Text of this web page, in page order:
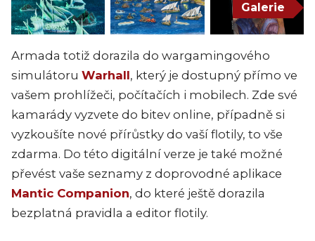
Galerie
Armada totiž dorazila do wargamingového
simulátoru Warhall, který je dostupný přímo ve
vašem prohlížeči, počítačích i mobilech. Zde své
kamarády vyzvete do bitev online, případně si
vyzkoušíte nové přírůstky do vaší flotily, to vše
zdarma. Do této digitální verze je také možné
převést vaše seznamy z doprovodné aplikace
Mantic Companion, do které ještě dorazila
bezplatná pravidla a editor flotily.